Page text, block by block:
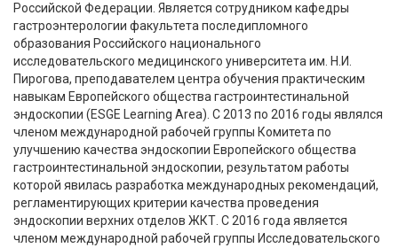
Российской Федерации. Является сотрудником кафедры
гастроэнтерологии факультета последипломного
образования Российского национального
исследовательского медицинского университета им. Н.И.
Пирогова, преподавателем центра обучения практическим
навыкам Европейского общества гастроинтестинальной
эндоскопии (ESGE Learning Area). С 2013 по 2016 годы являлся
членом международной рабочей группы Комитета по
улучшению качества эндоскопии Европейского общества
гастроинтестинальной эндоскопии, результатом работы
которой явилась разработка международных рекомендаций,
регламентирующих критерии качества проведения
эндоскопии верхних отделов ЖКТ. С 2016 года является
членом международной рабочей группы Исследовательского